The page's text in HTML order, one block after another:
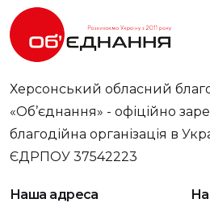
Херсонський обласний
«Об’єднання» - офіційно
благодійна організація в
ЄДРПОУ 37542223
Наша адреса